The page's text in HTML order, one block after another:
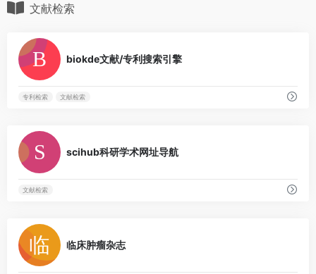
Frontiers in Immunology
(PD-L1/4-1BB Bispecific Antibody)
Advances to Expansion Phase in
First-Line Hepatocellular Carcinoma
Following Positive Efficacy Signals
Synuclein in Cellular Models
13
New Publications Highlight
Challenges in Recognizing and
Treating Anaphylaxis in Infants and
14
SciSparc: Subsidiary NeuroThera
Labs Launches Phase IIb Clinical
Trial at Yale Child Study Center for
First-of-its-kind Treatment for
文献检索
biokde文献/专利搜索引擎
专利检索 文献检索
scihub科研学术网址导航
文献检索
临床肿瘤杂志